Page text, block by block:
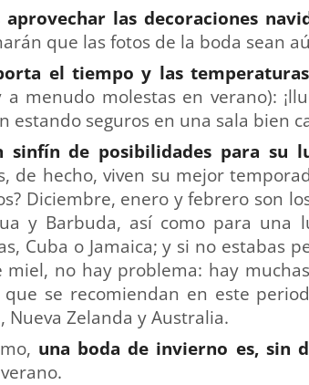
aprovechar las decoraciones
que las fotos de la boda sean
el tiempo y las temperaturas
a menudo molestas en verano):
estando seguros en una sala bien
sinfín de posibilidades para su
de hecho, viven su mejor
Diciembre, enero y febrero son
y Barbuda, así como para
Cuba o Jamaica; y si no estabas
miel, no hay problema: hay
se recomiendan en este
Nueva Zelanda y Australia.
una boda de invierno es, sin